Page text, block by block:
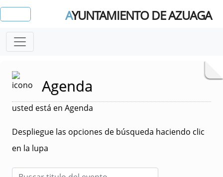
AYUNTAMIENTO DE AZUAGA
Agenda
usted está en Agenda
Despliegue las opciones de búsqueda haciendo clic
en la lupa